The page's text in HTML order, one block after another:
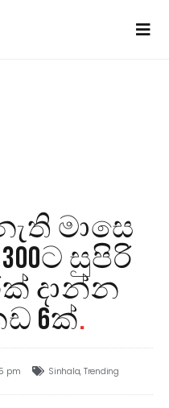
මාසෙ
සුපිරි
දාන්න
6ක්.
pm Sinhala,Trending